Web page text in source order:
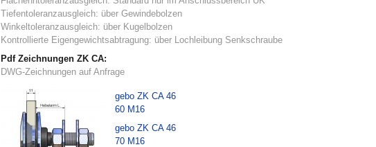
Tiefentoleranzausgleich: über Gewindebolzen
Winkeltoleranzausgleich: über Kugelbolzen
Kontrollierte Eigengewichtsabtragung: über Lochleibung Senkschraube
Pdf Zeichnungen ZK CA:
DWG-Zeichnungen auf Anfrage
gebo ZK CA 46
60 M16
gebo ZK CA 46
70 M16